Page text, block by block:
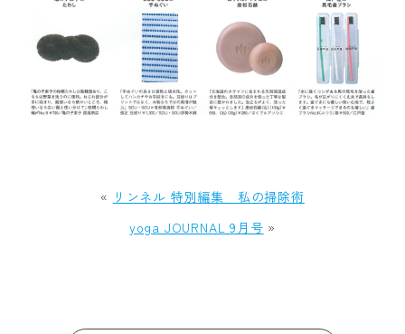
« リンネル 特別編集 私の掃除術
yoga JOURNAL 9月号 »